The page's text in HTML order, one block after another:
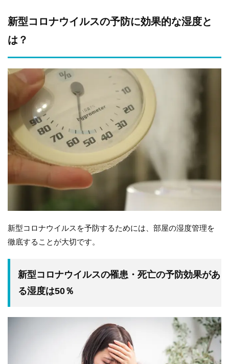
新型コロナウイルスの予防に効果的な湿度と
は？
新型コロナウイルスを予防するためには、部屋の湿度管理を
徹底することが大切です。
新型コロナウイルスの罹患・死亡の予防効果があ
る湿度は50％